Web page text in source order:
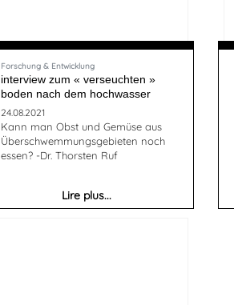
Forschung & Entwicklung
interview zum « verseuchten »
boden nach dem hochwasser
24.08.2021
Kann man Obst und Gemüse aus
Überschwemmungsgebieten noch
essen? -Dr. Thorsten Ruf
Lire plus...